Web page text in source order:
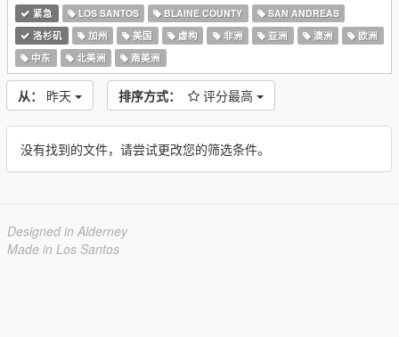
紧急 LOS SANTOS BLAINE COUNTY
SAN ANDREAS
洛杉矶
加州 美国 虚构 非洲 亚洲 澳洲
欧洲
中东
北美洲 南美洲
从： 昨天 排序方式： 评分最高
没有找到的文件，请尝试更改您的筛选条件。
Designed in Alderney
Made in Los Santos